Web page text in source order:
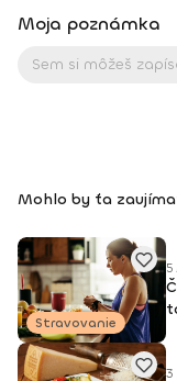
Moja poznámka
Mohlo by ťa
Stravovanie
3